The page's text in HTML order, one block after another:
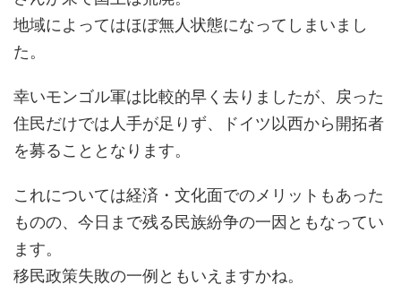
地域によってはほぼ無人状態になってしまいまし
た。
幸いモンゴル軍は比較的早く去りましたが、戻った
住民だけでは人手が足りず、ドイツ以西から開拓者
を募ることとなります。
これについては経済・文化面でのメリットもあった
ものの、今日まで残る民族紛争の一因ともなってい
ます。
移民政策失敗の一例ともいえますかね。